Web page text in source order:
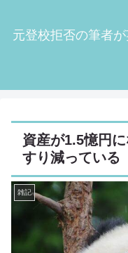
元登校拒否の筆者
資産が1.5憶円
すり減っている
雑記